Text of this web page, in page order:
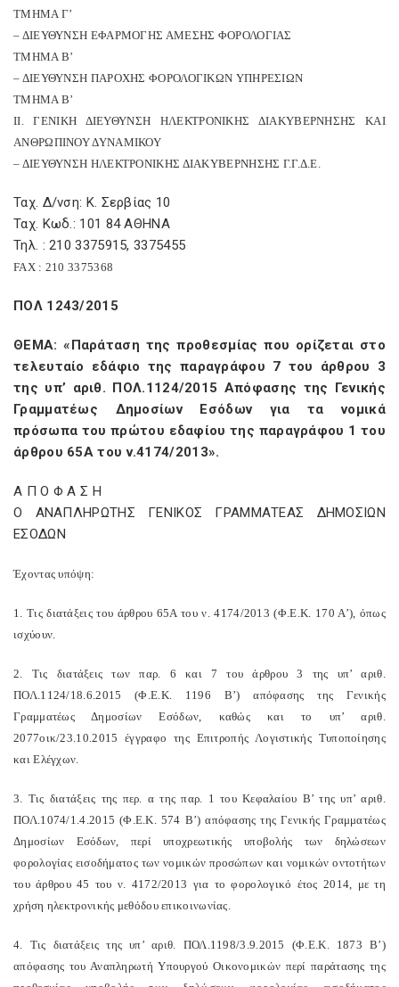
ΤΜΗΜΑ Γ’
– ΔΙΕΥΘΥΝΣΗ ΕΦΑΡΜΟΓΗΣ ΑΜΕΣΗΣ ΦΟΡΟΛΟΓΙΑΣ
ΤΜΗΜΑ Β’
– ΔΙΕΥΘΥΝΣΗ ΠΑΡΟΧΗΣ ΦΟΡΟΛΟΓΙΚΩΝ ΥΠΗΡΕΣΙΩΝ
ΤΜΗΜΑ Β’
ΙΙ. ΓΕΝΙΚΗ ΔΙΕΥΘΥΝΣΗ ΗΛΕΚΤΡΟΝΙΚΗΣ ΔΙΑΚΥΒΕΡΝΗΣΗΣ ΚΑΙ
ΑΝΘΡΩΠΙΝΟΥ ΔΥΝΑΜΙΚΟΥ
– ΔΙΕΥΘΥΝΣΗ ΗΛΕΚΤΡΟΝΙΚΗΣ ΔΙΑΚΥΒΕΡΝΗΣΗΣ Γ.Γ.Δ.Ε.
Ταχ. Δ/νση: Κ. Σερβίας 10
Ταχ. Κωδ.: 101 84 ΑΘΗΝΑ
Τηλ. : 210 3375915, 3375455
FAX: 210 3375368
ΠΟΛ 1243/2015
ΘΕΜΑ: «Παράταση της προθεσμίας που ορίζεται στο
τελευταίο εδάφιο της παραγράφου 7 του άρθρου 3
της υπ’ αριθ. ΠΟΛ.1124/2015 Απόφασης της Γενικής
Γραμματέως Δημοσίων Εσόδων για τα νομικά
πρόσωπα του πρώτου εδαφίου της παραγράφου 1 του
άρθρου 65Α του ν.4174/2013».
Α Π Ο Φ Α Σ Η
Ο ΑΝΑΠΛΗΡΩΤΗΣ ΓΕΝΙΚΟΣ ΓΡΑΜΜΑΤΕΑΣ ΔΗΜΟΣΙΩΝ
ΕΣΟΔΩΝ
Έχοντας υπόψη:
1. Τις διατάξεις του άρθρου 65Α του ν. 4174/2013 (Φ.Ε.Κ. 170 Α’), όπως
ισχύουν.
2. Τις διατάξεις των παρ. 6 και 7 του άρθρου 3 της υπ’ αριθ.
ΠΟΛ.1124/18.6.2015 (Φ.Ε.Κ. 1196 Β’) απόφασης της Γενικής
Γραμματέως Δημοσίων Εσόδων, καθώς και το υπ’ αριθ.
2077οικ/23.10.2015 έγγραφο της Επιτροπής Λογιστικής Τυποποίησης
και Ελέγχων.
3. Τις διατάξεις της περ. α της παρ. 1 του Κεφαλαίου Β’ της υπ’ αριθ.
ΠΟΛ.1074/1.4.2015 (Φ.Ε.Κ. 574 Β’) απόφασης της Γενικής Γραμματέως
Δημοσίων Εσόδων, περί υποχρεωτικής υποβολής των δηλώσεων
φορολογίας εισοδήματος των νομικών προσώπων και νομικών οντοτήτων
του άρθρου 45 του ν. 4172/2013 για το φορολογικό έτος 2014, με τη
χρήση ηλεκτρονικής μεθόδου επικοινωνίας.
4. Τις διατάξεις της υπ’ αριθ. ΠΟΛ.1198/3.9.2015 (Φ.Ε.Κ. 1873 Β’)
απόφασης του Αναπληρωτή Υπουργού Οικονομικών περί παράτασης της